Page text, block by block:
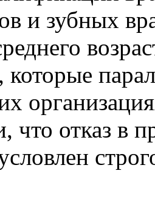
и зубных
которые
что отказ в